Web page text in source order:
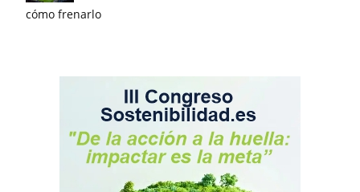
cómo frenarlo